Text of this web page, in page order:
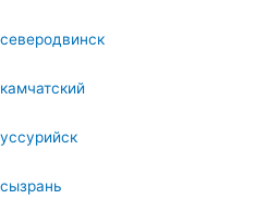
северодвинск
камчатский
уссурийск
сызрань